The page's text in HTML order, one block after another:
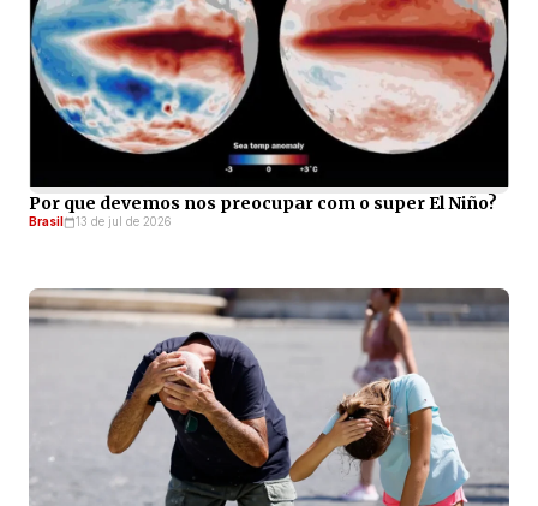
Por que devemos nos preocupar com o super El Niño?
Brasil 13 de jul de 2026